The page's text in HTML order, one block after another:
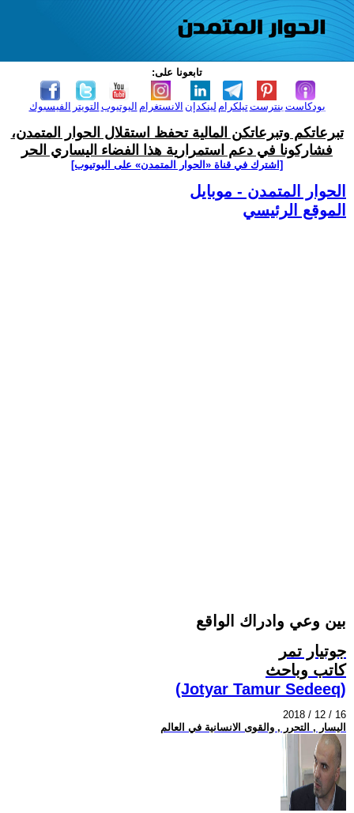
تابعونا على:
الفيسبوك التويتر اليوتيوب الانستغرام لينكدإن تيلكرامبنترست بودكاست
تبرعاتكم وتبرعاتكن المالية تحفظ استقلال الحوار المتمدن،
فشاركونا في دعم استمرارية هذا الفضاء اليساري الحر
[اشترك في قناة ‫«الحوار المتمدن» على اليوتيوب]
الحوار المتمدن - موبايل
الموقع الرئيسي
بين وعي وادراك الواقع
جوتيار تمر
كاتب وباحث
(Jotyar Tamur Sedeeq)
2018 / 12 / 16
اليسار , التحرر , والقوى الانسانية في العالم